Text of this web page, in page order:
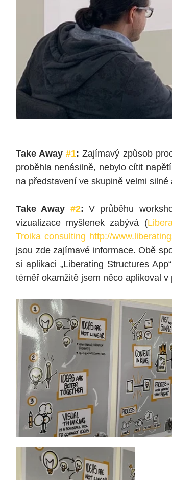
Take Away #1: Zajímavý způsob
proběhla nenásilně, nebylo cítit
na představení ve skupině velmi silné
Take Away #2: V průběhu
vizualizace myšlenek zabývá (
Troika consulting http://
jsou zde zajímavé informace. Obě
si aplikaci „Liberating Structures
téměř okamžitě jsem něco aplikoval v